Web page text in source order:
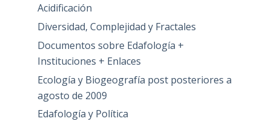
Acidificación
Diversidad, Complejidad y Fractales
Documentos sobre Edafología +
Instituciones + Enlaces
Ecología y Biogeografía post posteriores a
agosto de 2009
Edafología y Política